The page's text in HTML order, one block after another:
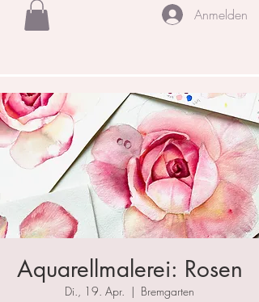
Anmelden
Aquarellmalerei: Rosen
Di., 19. Apr.
  |
Bremgarten